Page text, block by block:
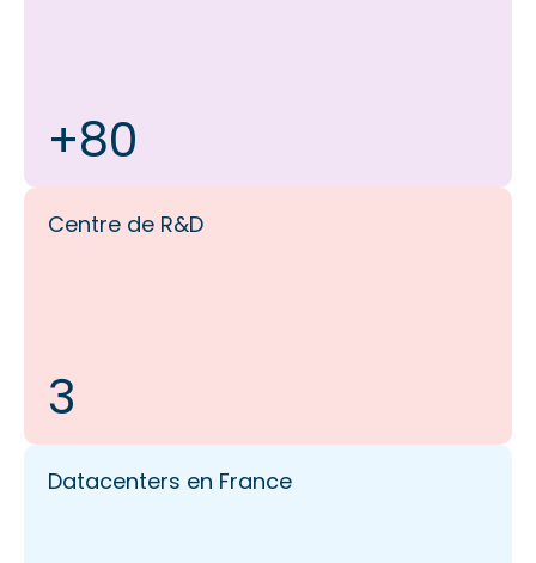
+80
Centre de R&D
3
Datacenters en France